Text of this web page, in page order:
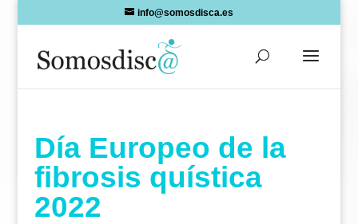
info@somosdisca.es
Día Europeo de la
fibrosis quística
2022